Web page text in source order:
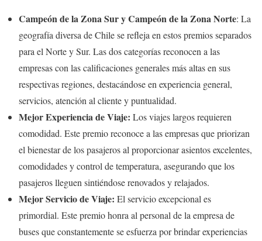
Campeón de la Zona Sur y Campeón de la Zona Norte: La
geografía diversa de Chile se refleja en estos premios separados
para el Norte y Sur. Las dos categorías reconocen a las
empresas con las calificaciones generales más altas en sus
respectivas regiones, destacándose en experiencia general,
servicios, atención al cliente y puntualidad.
Mejor Experiencia de Viaje: Los viajes largos requieren
comodidad. Este premio reconoce a las empresas que priorizan
el bienestar de los pasajeros al proporcionar asientos excelentes,
comodidades y control de temperatura, asegurando que los
pasajeros lleguen sintiéndose renovados y relajados.
Mejor Servicio de Viaje: El servicio excepcional es
primordial. Este premio honra al personal de la empresa de
buses que constantemente se esfuerza por brindar experiencias